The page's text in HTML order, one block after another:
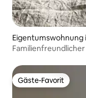
Eigentumswohnung
Gäste-Favorit
Gäste-Favorit